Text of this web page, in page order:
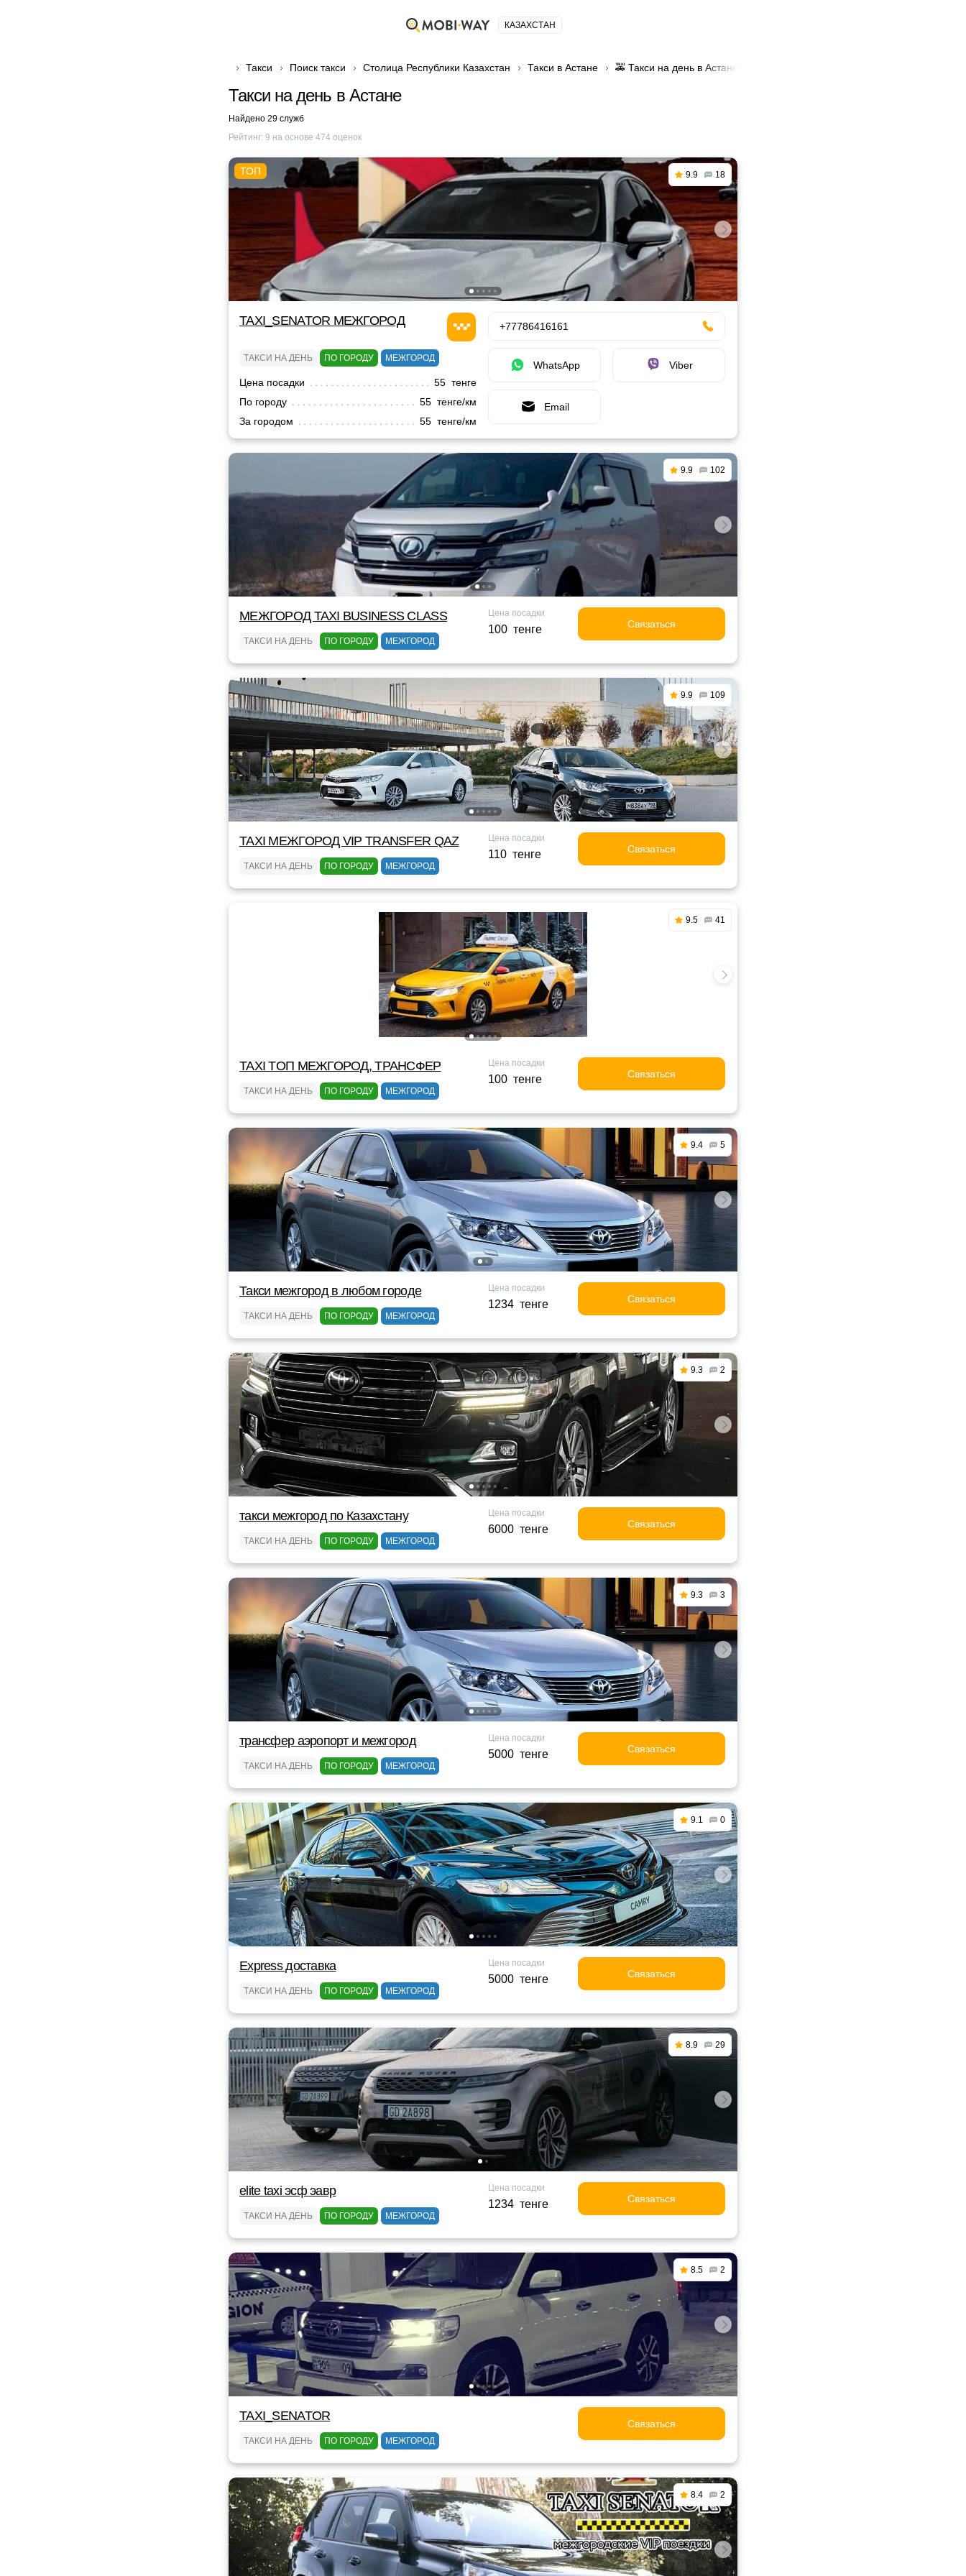
КАЗАХСТАН
Такси Поиск такси Столица Республики Казахстан Такси в Астане 🚕 Такси на день в Астане
Такси на день в Астане
Найдено 29 служб
Рейтинг: 9 на основе 474 оценок
9.9 18
TAXI_SENATOR МЕЖГОРОД
ТАКСИ НА ДЕНЬ ПО ГОРОДУ МЕЖГОРОД
Цена посадки
55 тенге
По городу
55 тенге/км
За городом
55 тенге/км
+77786416161
WhatsApp Viber
Email
9.9 102
МЕЖГОРОД TAXI BUSINESS CLASS
ТАКСИ НА ДЕНЬ ПО ГОРОДУ МЕЖГОРОД
Цена посадки
100 тенге Связаться
9.9 109
TAXI МЕЖГОРОД VIP TRANSFER QАZ
ТАКСИ НА ДЕНЬ ПО ГОРОДУ МЕЖГОРОД
Цена посадки
110 тенге Связаться
9.5 41
TAXI TOП МЕЖГОРОД, ТРАНСФЕР
ТАКСИ НА ДЕНЬ ПО ГОРОДУ МЕЖГОРОД
Цена посадки
100 тенге Связаться
9.4 5
Такси межгород в любом городе
ТАКСИ НА ДЕНЬ ПО ГОРОДУ МЕЖГОРОД
Цена посадки
1234 тенге Связаться
9.3 2
такси межгород по Казахстану
ТАКСИ НА ДЕНЬ ПО ГОРОДУ МЕЖГОРОД
Цена посадки
6000 тенге Связаться
9.3 3
трансфер аэропорт и межгород
ТАКСИ НА ДЕНЬ ПО ГОРОДУ МЕЖГОРОД
Цена посадки
5000 тенге Связаться
9.1 0
Express доставка
ТАКСИ НА ДЕНЬ ПО ГОРОДУ МЕЖГОРОД
Цена посадки
5000 тенге Связаться
8.9 29
elite taxi эсф эавр
ТАКСИ НА ДЕНЬ ПО ГОРОДУ МЕЖГОРОД
Цена посадки
1234 тенге Связаться
8.5 2
TAXI_SENATOR
ТАКСИ НА ДЕНЬ ПО ГОРОДУ МЕЖГОРОД
Связаться
8.4 2